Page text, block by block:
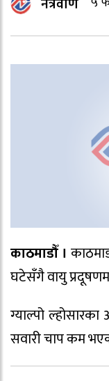
काठमाडौँ ।
घटेसँगै वायु
ग्याल्पो
सवारी चाप कम